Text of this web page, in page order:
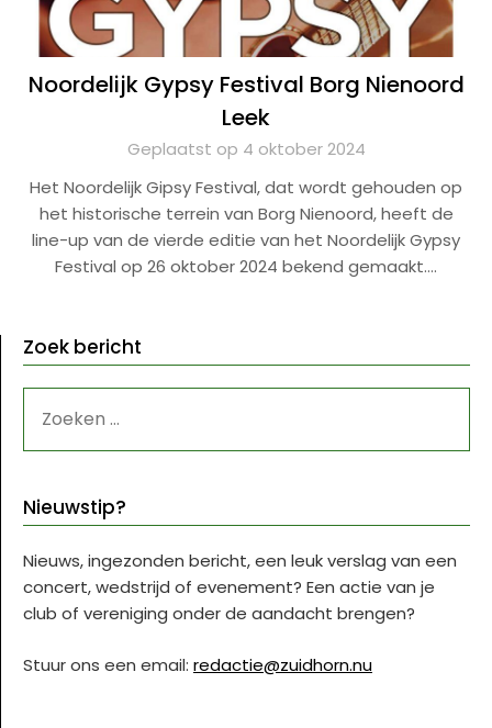
Noordelijk Gypsy Festival Borg Nienoord
Leek
Geplaatst op 4 oktober 2024
Het Noordelijk Gipsy Festival, dat wordt gehouden op
het historische terrein van Borg Nienoord, heeft de
line-up van de vierde editie van het Noordelijk Gypsy
Festival op 26 oktober 2024 bekend gemaakt….
Zoek bericht
NAAR:
Nieuwstip?
Nieuws, ingezonden bericht, een leuk verslag van een
concert, wedstrijd of evenement? Een actie van je
club of vereniging onder de aandacht brengen?
Stuur ons een email: redactie@zuidhorn.nu